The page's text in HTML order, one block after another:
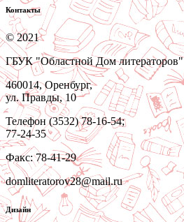
Контакты
© 2021
ГБУК "Областной Дом литераторов"
460014, Оренбург,
ул. Правды, 10
Телефон (3532) 78-16-54;
77-24-35
Факс: 78-41-29
domliteratorov28@mail.ru
Дизайн